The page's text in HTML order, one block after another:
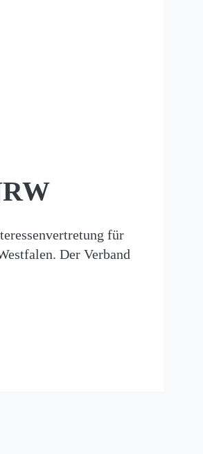
für
Der Verband